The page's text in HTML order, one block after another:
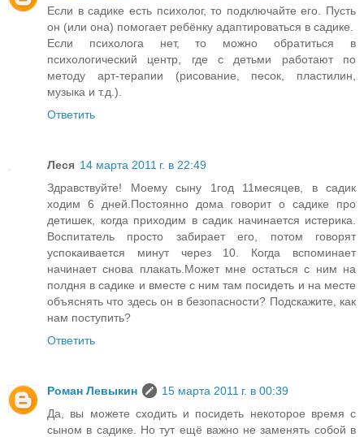
Если в садике есть психолог, то подключайте его. Пусть
он (или она) помогает ребёнку адаптироваться в садике.
Если психолога нет, то можно обратиться в
психологический центр, где с детьми работают по
методу арт-терапии (рисование, песок, пластилин,
музыка и т.д.).
Ответить
Леся 14 марта 2011 г. в 22:49
Здравствуйте! Моему сыну 1год 11месяцев, в садик
ходим 6 дней.Постоянно дома говорит о садике про
детишек, когда приходим в садик начинается истерика.
Воспитатель просто забирает его, потом говорят
успокаивается минут через 10. Когда вспоминает
начинает снова плакать.Может мне остаться с ним на
полдня в садике и вместе с ним там посидеть и на месте
объяснять что здесь он в безопасности? Подскажите, как
нам поступить?
Ответить
Роман Левыкин
15 марта 2011 г. в 00:39
Да, вы можете сходить и посидеть некоторое время с
сыном в садике. Но тут ещё важно не заменять собой в